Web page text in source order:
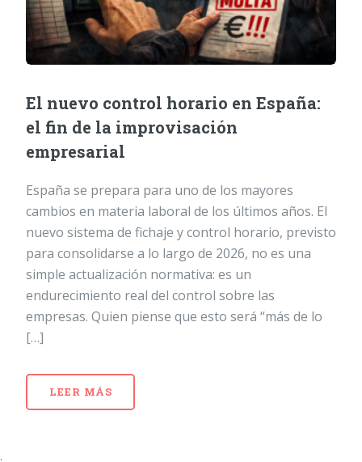
El nuevo control horario en España:
el fin de la improvisación
empresarial
España se prepara para uno de los mayores
cambios en materia laboral de los últimos años. El
nuevo sistema de fichaje y control horario, previsto
para consolidarse a lo largo de 2026, no es una
simple actualización normativa: es un
endurecimiento real del control sobre las
empresas. Quien piense que esto será “más de lo
[…]
LEER MÁS